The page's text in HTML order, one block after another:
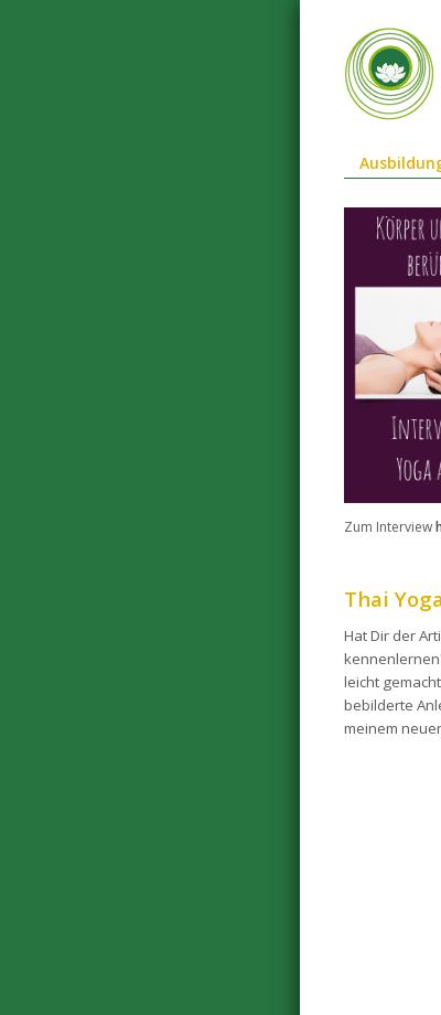
Zum Interview
Thai
Hat Dir der
leicht
bebilderte
meinem